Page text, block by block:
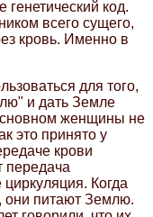
генетический код.
всего сущего,
кровь. Именно в
для того,
и дать Земле
женщины не
это принято у
крови
передача
Когда
питают Землю.